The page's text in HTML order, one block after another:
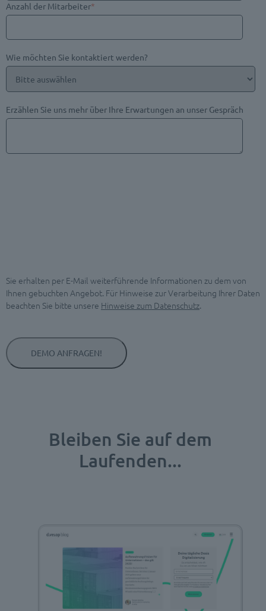
Anzahl der Mitarbeiter*
Wie möchten Sie kontaktiert werden?
Erzählen Sie uns mehr über Ihre Erwartungen an unser Gespräch
Sie erhalten per E-Mail weiterführende Informationen zu dem von
Ihnen gebuchten Angebot. Für Hinweise zur Verarbeitung Ihrer Daten
beachten Sie bitte unsere Hinweise zum Datenschutz.
Bleiben Sie auf dem
Laufenden...